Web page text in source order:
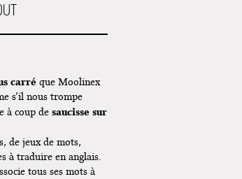
carréque Moolinex
s’il nous trompe
à coup desaucisse sur
de jeux de mots,
à traduire en anglais.
tous ses mots à